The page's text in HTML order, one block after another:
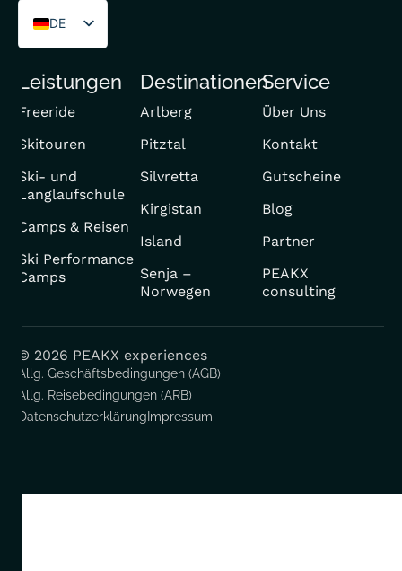
DE
EN
FR
Leistungen
Freeride
Skitouren
Ski- und
Langlaufschule
Camps & Reisen
Ski Performance
Camps
Destinationen
Arlberg
Pitztal
Silvretta
Kirgistan
Island
Senja –
Norwegen
Service
Über Uns
Kontakt
Gutscheine
Blog
Partner
PEAKX
consulting
© 2026 PEAKX experiences
Allg. Geschäftsbedingungen (AGB)
Allg. Reisebedingungen (ARB)
Datenschutzerklärung Impressum